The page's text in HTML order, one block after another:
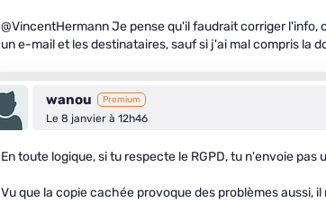
@VincentHermann Je pense qu'il faudrait corriger
un e-mail et les destinataires, sauf si j'ai mal compris la
wanou Premium
Le 8 janvier à 12h46
En toute logique, si tu respecte le RGPD, tu n'envoie
Vu que la copie cachée provoque des problèmes aussi,